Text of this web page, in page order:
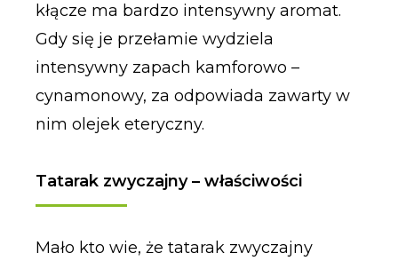
kłącze ma bardzo intensywny aromat.
Gdy się je przełamie wydziela
intensywny zapach kamforowo –
cynamonowy, za odpowiada zawarty w
nim olejek eteryczny.
Tatarak zwyczajny – właściwości
Mało kto wie, że tatarak zwyczajny